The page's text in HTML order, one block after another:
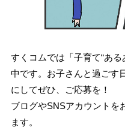
すくコムでは「子育て“あ
中です。お子さんと過ごす
にしてぜひ、ご応募を！
ブログやSNSアカウントを
ます。